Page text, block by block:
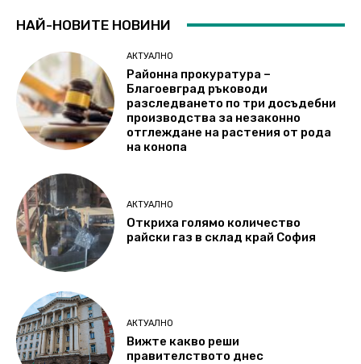
НАЙ-НОВИТЕ НОВИНИ
АКТУАЛНО
Районна прокуратура –
Благоевград ръководи
разследването по три досъдебни
производства за незаконно
отглеждане на растения от рода
на конопа
АКТУАЛНО
Откриха голямо количество
райски газ в склад край София
АКТУАЛНО
Вижте какво реши
правителството днес